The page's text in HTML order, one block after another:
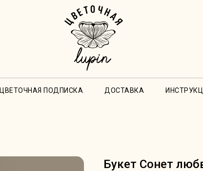
ЦВЕТОЧНАЯ ПОДПИСКА ДОСТАВКА
Букет Сонет